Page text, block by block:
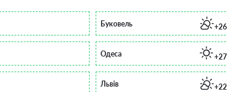
Буковель
Одеса
Львів